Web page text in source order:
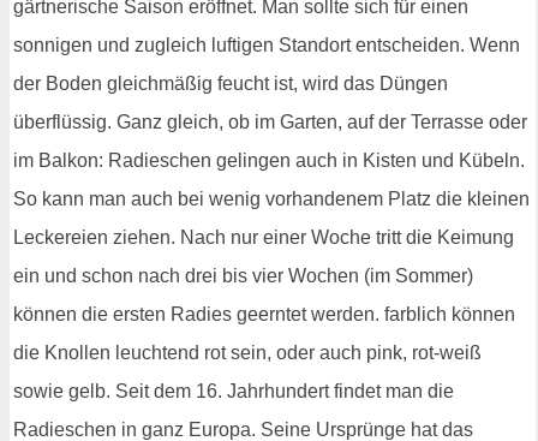
gärtnerische Saison eröffnet. Man sollte sich für einen
sonnigen und zugleich luftigen Standort entscheiden. Wenn
der Boden gleichmäßig feucht ist, wird das Düngen
überflüssig. Ganz gleich, ob im Garten, auf der Terrasse oder
im Balkon: Radieschen gelingen auch in Kisten und Kübeln.
So kann man auch bei wenig vorhandenem Platz die kleinen
Leckereien ziehen. Nach nur einer Woche tritt die Keimung
ein und schon nach drei bis vier Wochen (im Sommer)
können die ersten Radies geerntet werden. farblich können
die Knollen leuchtend rot sein, oder auch pink, rot-weiß
sowie gelb. Seit dem 16. Jahrhundert findet man die
Radieschen in ganz Europa. Seine Ursprünge hat das